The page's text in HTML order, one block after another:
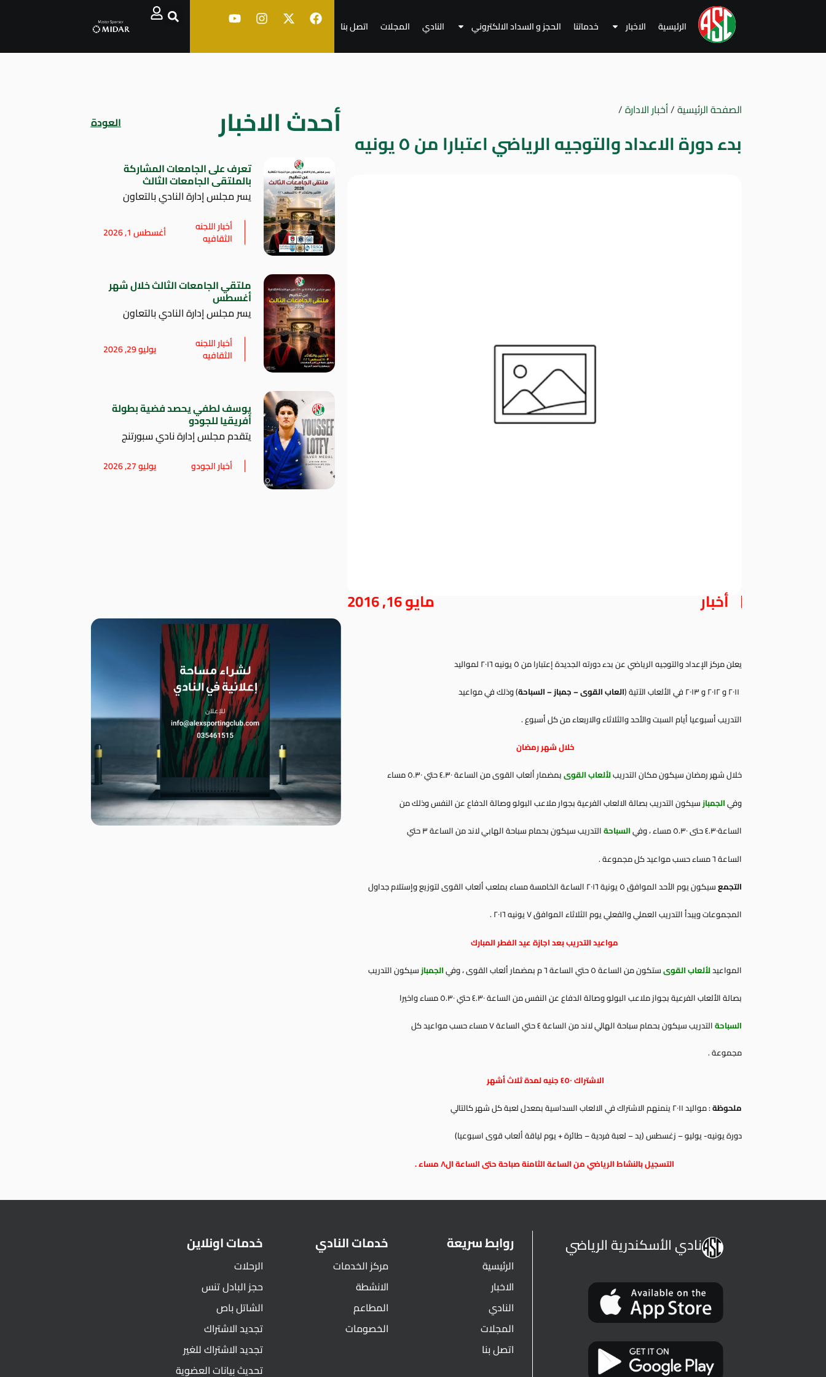
الرئيسية الاخبار خدماتنا الحجز و السداد الالكتروني النادي المجلات اتصل بنا
الصفحة الرئيسية/أخبار الادارة/
بدء دورة الاعداد والتوجيه الرياضي اعتبارا من ٥ يونيه
أخبار مايو 16, 2016
يعلن مركز الإعداد والتوجيه الرياضي عن بدء دورته الجديدة إعتبارا من ٥ يونيه ٢٠١٦ لمواليد
٢٠١١ و ٢٠١٢ و ٢٠١٣ في الألعاب الآتية (
العاب القوى – جمباز – السباحة) وذلك في مواعيد
التدريب أسبوعيا أيام السبت والأحد والثلاثاء والاربعاء من كل أسبوع .
خلال شهر رمضان
خلال شهر رمضان سيكون مكان التدريبلألعاب القوىبمضمار ألعاب القوى من الساعة ٤.٣٠ حتي ٥.٣٠ مساء
وفيالجمباز سيكون التدريب بصالة الالعاب الفرعية بجوار ملاعب البولو وصالة الدفاع عن النفس وذلك من
الساعة٤.٣٠ حتى ٥.٣٠ مساء ، وفي
السباحةالتدريب سيكون بحمام سباحة الهابي لاند من الساعة ٣ حتي
الساعة ٦ مساء حسب مواعيد كل مجموعة .
التجمعسيكون يوم الأحد الموافق ٥ يونية ٢٠١٦ الساعة الخامسة مساء بملعب ألعاب القوى لتوزيع وإستلام جداول
المجموعات ويبدأ التدريب العملي والفعلي يوم الثلاثاء الموافق ٧ يونيه ٢٠١٦ .
مواعيد التدريب بعد اجازة عيد الفطر المبارك
المواعيدلألعاب القوىستكون من الساعة ٥ حتي الساعة ٦ م بمضمار ألعاب القوى ، وفي الجمبازسيكون التدريب
بصالة الألعاب الفرعية بجواز ملاعب البولو وصالة الدفاع عن النفس من الساعة ٤.٣٠ حتي ٥.٣٠ مساء واخيرا
السباحةالتدريب سيكون بحمام سباحة الهالي لاند من الساعة ٤ حتي الساعة ٧ مساء حسب مواعيد كل
مجموعة .
الاشتراك ٤٥٠ جنيه لمدة ثلاث أشهر
ملحوظة: مواليد ٢٠١١ ينمنهم الاشتراك في الالعاب السداسية بمعدل لعبة كل شهر كالتالي
دورة يونيه- يوليو – زغسطس (يد – لعبة فردية – طائرة + يوم لياقة ألعاب قوى اسبوعيا)
التسجيل بالنشاط الرياضي من الساعة الثامنة صباحة حتى الساعة ال٨ مساء .
أحدث الاخبار العودة
تعرف على الجامعات المشاركة
بالملتقى الجامعات الثالث
يسر مجلس إدارة النادي بالتعاون
أخبار اللجنه
الثقافيه أغسطس 1, 2026
ملتقي الجامعات الثالث خلال شهر
أغسطس
يسر مجلس إدارة النادي بالتعاون
أخبار اللجنه
الثقافيه يوليو 29, 2026
يوسف لطفي يحصد فضية بطولة
أفريقيا للجودو
يتقدم مجلس إدارة نادي سبورتنج
أخبار الجودو يوليو 27, 2026
نادي الأسكندرية الرياضي روابط سريعة
الرئيسية
الاخبار
النادي
المجلات
اتصل بنا
خدمات النادي
مركز الخدمات
الانشطة
المطاعم
الخصومات
خدمات اونلاين
الرحلات
حجز البادل تنس
الشاتل باص
تجديد الاشتراك
تجديد الاشتراك للغير
تحديث بيانات العضوية